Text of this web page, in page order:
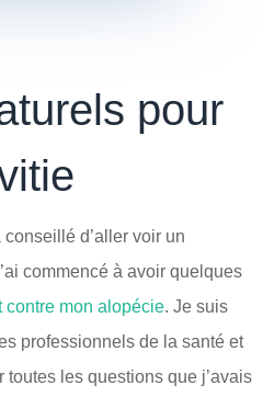
pour
d’aller voir un
commencé à avoir quelques
contre mon alopécie. Je suis
professionnels de la santé et
les questions que j’avais